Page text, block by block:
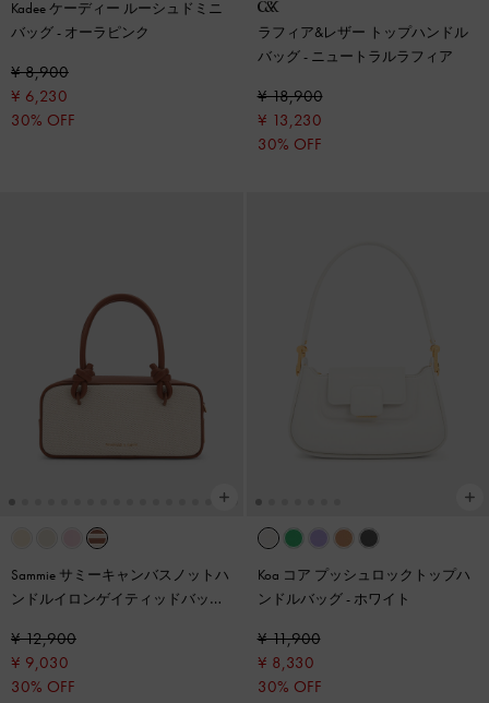
Kadee ケーディー ルーシュドミニ
バッグ- オーラピンク
¥ 8,900
¥ 6,230
30% OFF
ラフィア&レザー トップハンドル
バッグ- ニュートラルラフィア
¥ 18,900
¥ 13,230
30% OFF
Sammie サミーキャンバスノットハ
ンドルイロンゲイティッドバッグ
¥ 12,900
¥ 9,030
30% OFF
Koa コア プッシュロックトップハ
ンドルバッグ- ホワイト
¥ 11,900
¥ 8,330
30% OFF